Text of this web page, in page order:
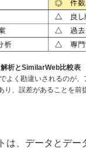
析とSimilarWeb比較表
よく勘違いされるのが
り、誤差があることを
は、データとデ